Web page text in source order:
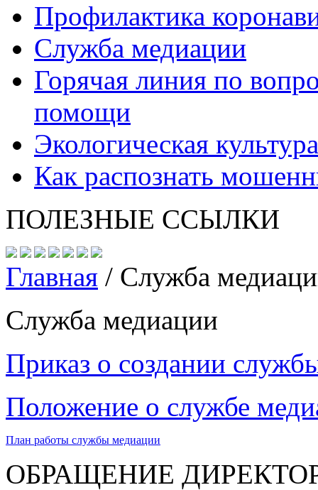
Профилактика
Служба медиации
Горячая линия по
помощи
Экологическая культура
Как распознать
ПОЛЕЗНЫЕ ССЫЛКИ
Главная / Служба
Служба медиации
Приказ о создании
Положение о службе
План работы службы медиации
ОБРАЩЕНИЕ